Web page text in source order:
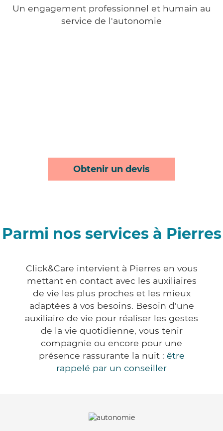
Un engagement professionnel et humain au
service de l'autonomie
Obtenir un devis
Parmi nos services à Pierres
Click&Care intervient à Pierres en vous
mettant en contact avec les auxiliaires
de vie les plus proches et les mieux
adaptées à vos besoins. Besoin d'une
auxiliaire de vie pour réaliser les gestes
de la vie quotidienne, vous tenir
compagnie ou encore pour une
présence rassurante la nuit : être
rappelé par un conseiller